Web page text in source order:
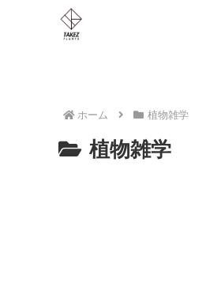
ホーム 植物雑学
植物雑学